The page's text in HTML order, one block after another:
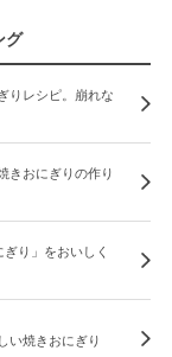
グ
りレシピ。崩れな
きおにぎりの作り
り」をおいしく
い焼きおにぎり